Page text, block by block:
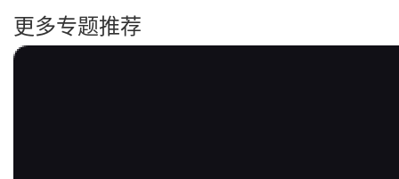
更多专题推荐